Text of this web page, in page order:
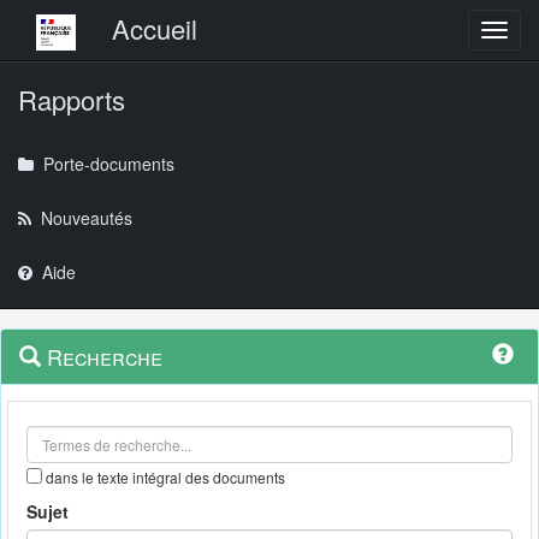
Menu principalAccueil
Rapports
Porte-documents
Nouveautés
Aide
Navigation
outils
Menu
contextuel
Recherche
dans le texte intégral des documents
Sujet